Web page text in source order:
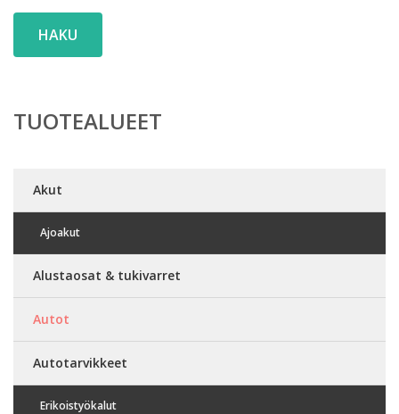
HAKU
TUOTEALUEET
Akut
Ajoakut
Alustaosat & tukivarret
Autot
Autotarvikkeet
Erikoistyökalut